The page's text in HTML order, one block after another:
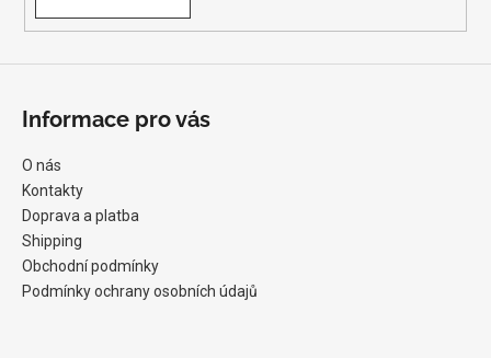
Informace pro vás
O nás
Kontakty
Doprava a platba
Shipping
Obchodní podmínky
Podmínky ochrany osobních údajů